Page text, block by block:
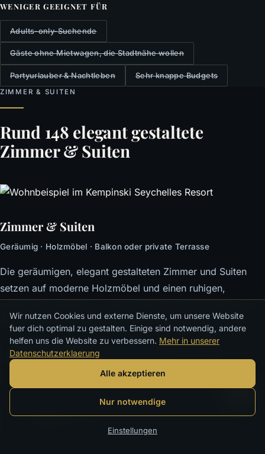
WENIGER GEEIGNET FÜR
Adults-only-Suchende
Gäste ohne Mietwagen, die Stadtnähe wollen
Partyurlauber & Nachtleben Sehr knappe Budgets
ZIMMER & SUITEN
Rund 148 elegant gestaltete
Zimmer & Suiten
Zimmer & Suiten
Geräumig · Holzmöbel · Balkon oder private Terrasse
Die geräumigen, elegant gestalteten Zimmer und Suiten
setzen auf moderne Holzmöbel und einen ruhigen,
Balkon oder eine private Terrasse — teils mit Meerblick.
Klimaanlage Sat-TV
Bad mit Dusche & Bademantel
Verfügbarkeit prüfen
Wir nutzen Cookies und externe Dienste, um unsere Website
fuer dich optimal zu gestalten. Einige sind notwendig, andere
helfen uns die Website zu verbessern. Mehr in unserer
Datenschutzerklaerung
Alle akzeptieren
Nur notwendige
Einstellungen